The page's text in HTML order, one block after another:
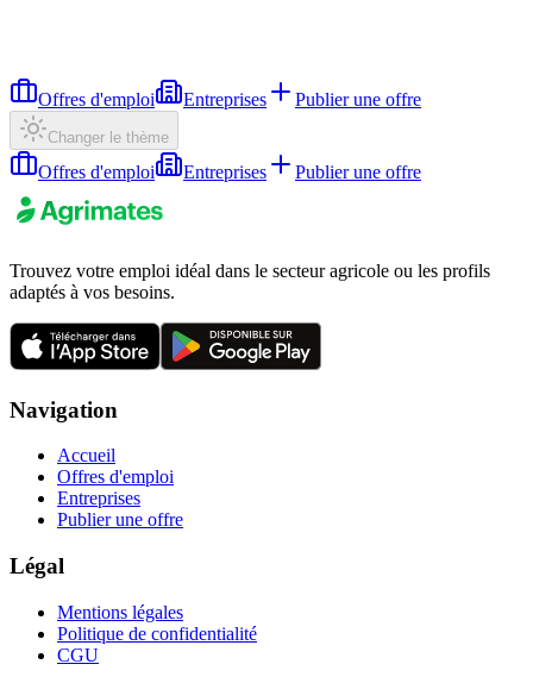
Offres d'emploi Entreprises Publier une offre
Changer le thème
Offres d'emploi Entreprises Publier une offre
Trouvez votre emploi idéal dans le secteur agricole ou les profils
adaptés à vos besoins.
Navigation
Accueil
Offres d'emploi
Entreprises
Publier une offre
Légal
Mentions légales
Politique de confidentialité
CGU